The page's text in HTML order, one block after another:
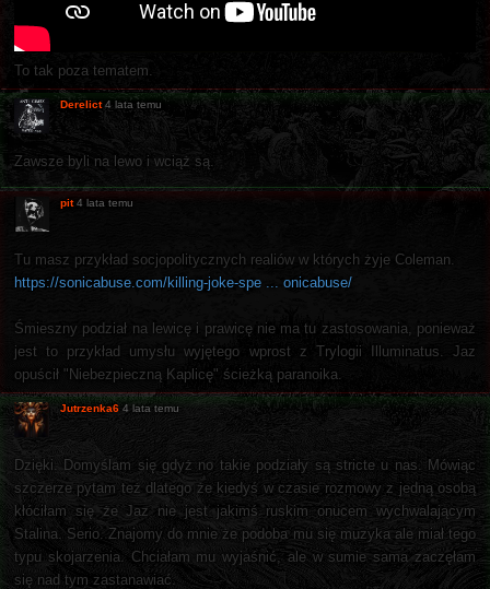
To tak poza tematem.
Derelict 4 lata temu
Zawsze byli na lewo i wciąż są.
pit 4 lata temu
Tu masz przykład socjopolitycznych realiów w których żyje Coleman.
https://sonicabuse.com/killing-joke-spe ... onicabuse/
Śmieszny podział na lewicę i prawicę nie ma tu zastosowania, ponieważ
jest to przykład umysłu wyjętego wprost z Trylogii Illuminatus. Jaz
opuścił "Niebezpieczną Kaplicę" ścieżką paranoika.
Jutrzenka6 4 lata temu
Dzięki. Domyślam się gdyż no takie podziały są stricte u nas. Mówiąc
szczerze pytam też dlatego że kiedyś w czasie rozmowy z jedną osobą
kłóciłam się że Jaz nie jest jakimś ruskim onucem wychwalającym
Stalina. Serio. Znajomy do mnie że podoba mu się muzyka ale miał tego
typu skojarzenia. Chciałam mu wyjaśnić, ale w sumie sama zaczęłam
się nad tym zastanawiać.